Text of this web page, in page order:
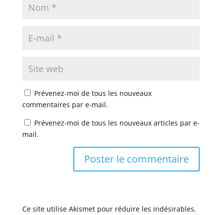
Prévenez-moi de tous les nouveaux
commentaires par e-mail.
Prévenez-moi de tous les nouveaux articles par e-
mail.
Ce site utilise Akismet pour réduire les indésirables.